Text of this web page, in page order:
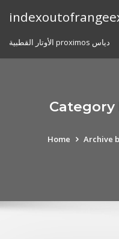
الأوتار القطبية proximos دياس
Category
Home Archive